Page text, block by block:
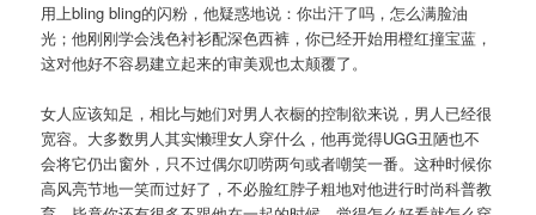
用上bling bling的闪粉，他疑惑地说：你出汗了吗，怎么满脸油
光；他刚刚学会浅色衬衫配深色西裤，你已经开始用橙红撞宝蓝，
这对他好不容易建立起来的审美观也太颠覆了。
女人应该知足，相比与她们对男人衣橱的控制欲来说，男人已经很
宽容。大多数男人其实懒理女人穿什么，他再觉得UGG丑陋也不
会将它仍出窗外，只不过偶尔叨唠两句或者嘲笑一番。这种时候你
高风亮节地一笑而过好了，不必脸红脖子粗地对他进行时尚科普教